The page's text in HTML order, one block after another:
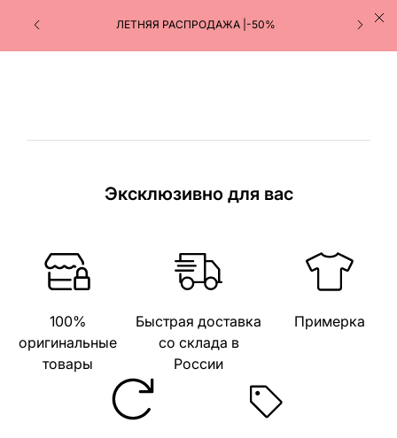
ЛЕТНЯЯ РАСПРОДАЖА |-50%
Эксклюзивно для вас
100%
оригинальные
товары
Быстрая доставка
со склада в
России
Примерка